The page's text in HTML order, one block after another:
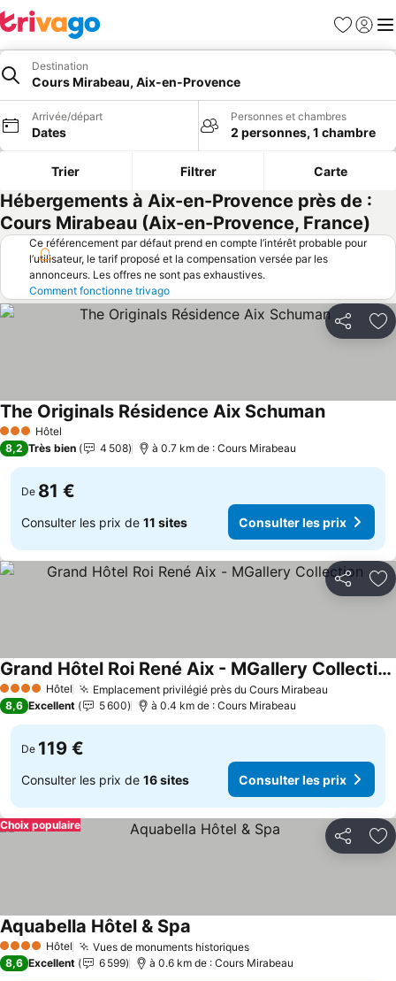
Favoris
Se
Destination
Cours Mirabeau, Aix-en-Provence
Arrivée/départ
Dates
Personnes et chambres
2 personnes, 1 chambre
Trier Filtrer Carte
Hébergements à Aix-en-Provence près de :
Cours Mirabeau (Aix-en-Provence, France)
Ce référencement par défaut prend en compte l’intérêt probable pour
l’utilisateur, le tarif proposé et la compensation versée par les
annonceurs. Les offres ne sont pas exhaustives.
Comment fonctionne trivago
Partager
3 ÉtoilesHôtel
The Originals Résidence Aix Schuman
8,2 Très bien 4 508 à 0.7 km de : Cours Mirabeau
De 81 €
Consulter les prix de 11 sites Consulter les prix
Partager
4 Étoiles Hôtel Emplacement privilégié près du Cours Mirabeau
Grand Hôtel Roi René Aix - MGallery Collection
8,6 Excellent 5 600 à 0.4 km de : Cours Mirabeau
De 119 €
Consulter les prix de 16 sites Consulter les prix
Partager
Choix populaire
4 Étoiles Hôtel Vues de monuments historiques
Aquabella Hôtel & Spa
8,6 Excellent 6 599 à 0.6 km de : Cours Mirabeau